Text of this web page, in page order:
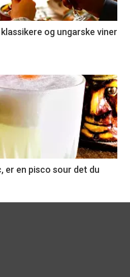
og ungarske viner
er en pisco sour det du